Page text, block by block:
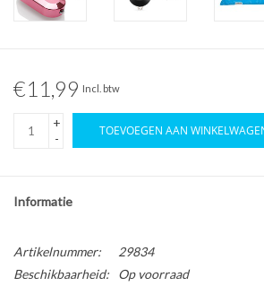
€11,99 Incl. btw
+
-
TOEVOEGEN AAN
Informatie
Artikelnummer:
29834
Beschikbaarheid:
Op voorraad